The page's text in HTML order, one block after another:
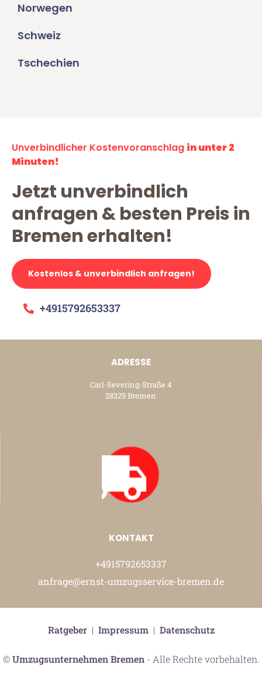
Norwegen
Schweiz
Tschechien
Unverbindlicher Kostenvoranschlag in unter 2
Minuten!
Jetzt unverbindlich
anfragen & besten Preis in
Bremen erhalten!
Kostenlos & unverbindlich anfragen!
+4915792653337
ADRESSE
Carl-Severing-Straße 4
28329 Bremen
KONTAKT
+4915792653337
anfrage@ernst-umzugsservice-bremen.de
©Umzugsunternehmen Bremen- Alle Rechte vorbehalten.
Ratgeber| Impressum| Datenschutz